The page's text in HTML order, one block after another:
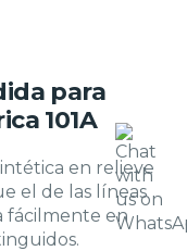
para
101A
en relieve
el de las líneas
fácilmente en